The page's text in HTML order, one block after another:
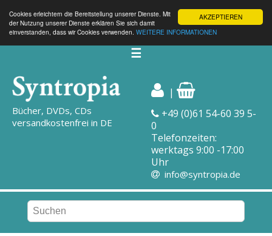
AKZEPTIEREN
Cookies erleichtern die Bereitstellung unserer Dienste. Mit
der Nutzung unserer Dienste erklären Sie sich damit
einverstanden, dass wir Cookies verwenden. WEITERE INFORMATIONEN
☰
Bücher, DVDs, CDs
versandkostenfrei in DE
|
+49 (0)61 54-60 39 5-
0
Telefonzeiten:
werktags 9:00 -17:00
Uhr
info@syntropia.de